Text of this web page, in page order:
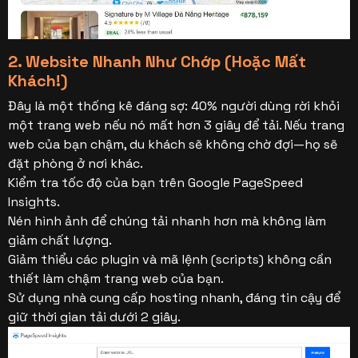
2. Website Nhanh Như Chớp (Hoặc Mất
Khách!)
Đây là một thống kê đáng sợ: 40% người dùng rời khỏi
một trang web nếu nó mất hơn 3 giây để tải. Nếu trang
web của bạn chậm, du khách sẽ không chờ đợi—họ sẽ
đặt phòng ở nơi khác.
Kiểm tra tốc độ của bạn trên Google PageSpeed
Insights.
Nén hình ảnh để chúng tải nhanh hơn mà không làm
giảm chất lượng.
Giảm thiểu các plugin và mã lệnh (scripts) không cần
thiết làm chậm trang web của bạn.
Sử dụng nhà cung cấp hosting nhanh, đáng tin cậy để
giữ thời gian tải dưới 2 giây.